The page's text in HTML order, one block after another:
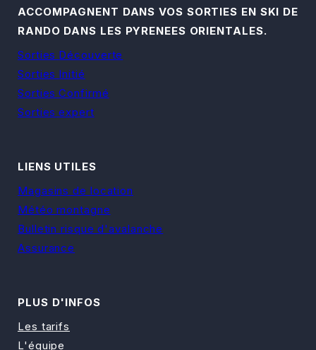
ACCOMPAGNENT DANS VOS SORTIES EN SKI DE
RANDO DANS LES PYRENEES ORIENTALES.
Sorties Découverte
Sorties Initié
Sorties Confirmé
Sorties expert
LIENS UTILES
Magasins de location
Météo montagne
Bulletin risque d'avalanche
Assurance
PLUS D'INFOS
Les tarifs
L'équipe